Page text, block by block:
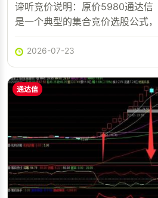
谛听竞价说明：原价5980通达信
是一个典型的集合竞价选股公式
2026-07-23
通达信